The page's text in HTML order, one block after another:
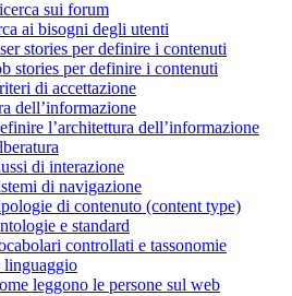
sui forum
ai bisogni degli utenti
stories per definire i contenuti
stories per definire i contenuti
di accettazione
dell’informazione
l’architettura dell’informazione
di interazione
di navigazione
di contenuto (content type)
e standard
controllati e tassonomie
linguaggio
leggono le persone sul web